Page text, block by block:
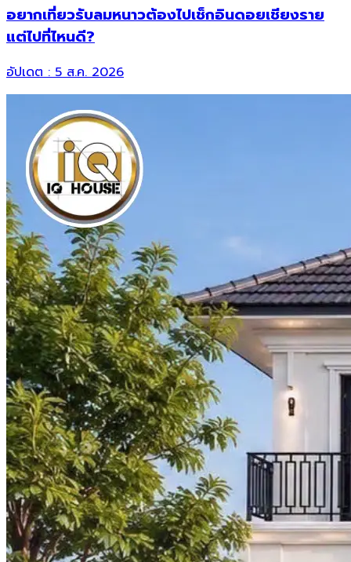
อยากเที่ยวรับลมหนาวต้องไปเช็กอินดอยเชียงราย
แต่ไปที่ไหนดี?
อัปเดต :5 ส.ค. 2026